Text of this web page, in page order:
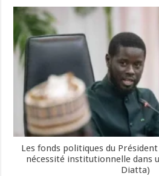
Les fonds politiques du
nécessité institutionnelle dans
Diatta)